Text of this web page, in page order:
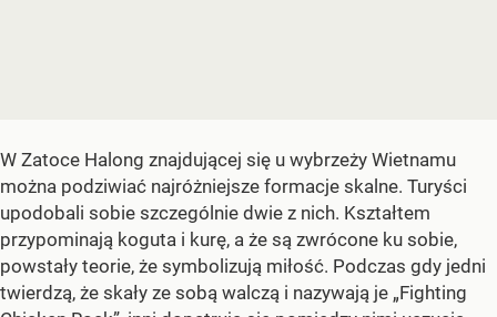
W Zatoce Halong znajdującej się u wybrzeży Wietnamu
można podziwiać najróżniejsze formacje skalne. Turyści
upodobali sobie szczególnie dwie z nich. Kształtem
przypominają koguta i kurę, a że są zwrócone ku sobie,
powstały teorie, że symbolizują miłość. Podczas gdy jedni
twierdzą, że skały ze sobą walczą i nazywają je „Fighting